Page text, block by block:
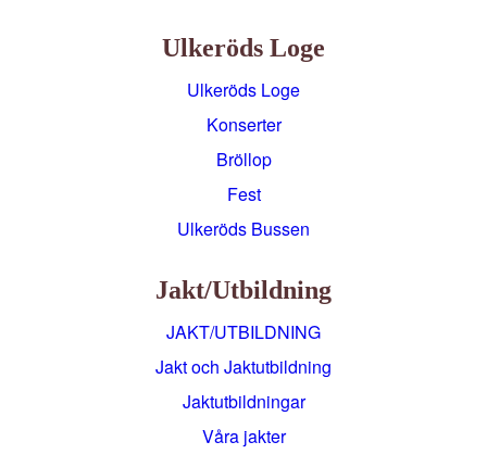
Ulkeröds Loge
Ulkeröds Loge
Konserter
Bröllop
Fest
Ulkeröds Bussen
Jakt/utbildning
JAKT/UTBILDNING
Jakt och Jaktutbildning
Jaktutbildningar
Våra jakter